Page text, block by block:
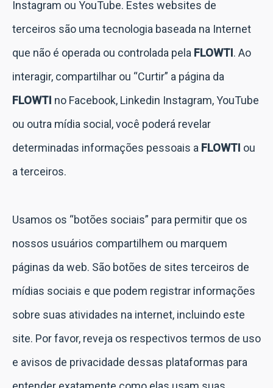
Instagram ou YouTube. Estes websites de
terceiros são uma tecnologia baseada na Internet
que não é operada ou controlada pela FLOWTI. Ao
interagir, compartilhar ou “Curtir” a página da
FLOWTI no Facebook, Linkedin Instagram, YouTube
ou outra mídia social, você poderá revelar
determinadas informações pessoais a FLOWTI ou
a terceiros.
Usamos os “botões sociais” para permitir que os
nossos usuários compartilhem ou marquem
páginas da web. São botões de sites terceiros de
mídias sociais e que podem registrar informações
sobre suas atividades na internet, incluindo este
site. Por favor, reveja os respectivos termos de uso
e avisos de privacidade dessas plataformas para